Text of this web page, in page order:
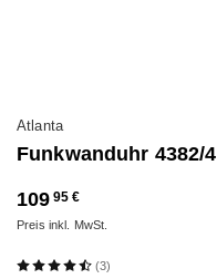
Atlanta
Funkwanduhr 4382/4
109 95 €
Preis inkl. MwSt.
(3)